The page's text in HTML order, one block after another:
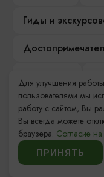
Гиды и
Компас
Настоящий
Для улучшения
пользователями мы
работу с сайтом, Вы
Вы всегда можете
браузера. Согласие
ПРИНЯТЬ